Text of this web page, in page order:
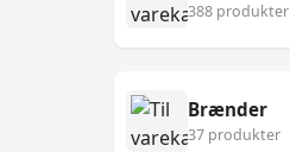
388 produkter
Brænder
37 produkter